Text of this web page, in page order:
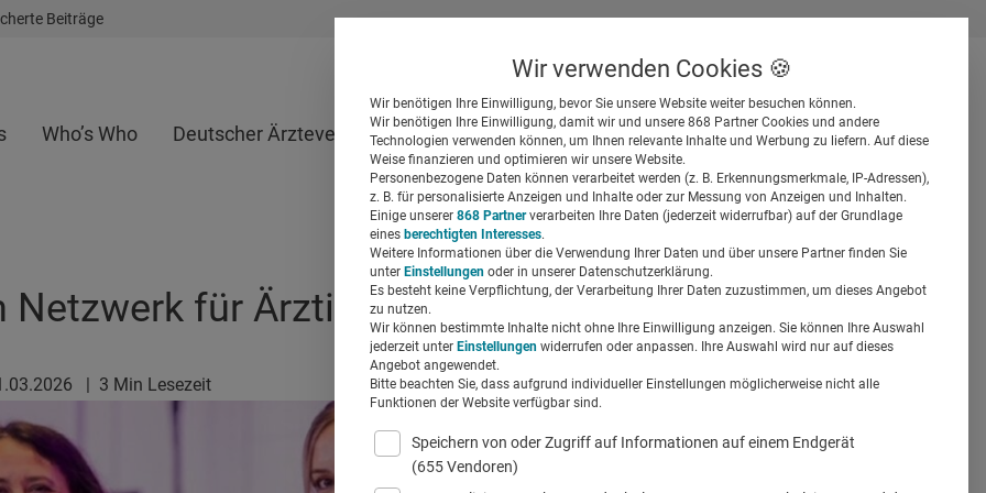
Beiträge
Suchen
Who’s Who Deutscher Ärzteverlag Whitepaper
Netzwerk für Ärztinnen schaffen
| 3 Min Lesezeit
Wir verwenden Cookies 🍪
Wir benötigen Ihre Einwilligung, bevor Sie unsere Website weiter besuchen können.
Wir benötigen Ihre Einwilligung, damit wir und unsere 868 Partner Cookies und andere
Technologien verwenden können, um Ihnen relevante Inhalte und Werbung zu liefern. Auf diese
Weise finanzieren und optimieren wir unsere Website.
Personenbezogene Daten können verarbeitet werden (z. B. Erkennungsmerkmale, IP-Adressen),
z. B. für personalisierte Anzeigen und Inhalte oder zur Messung von Anzeigen und Inhalten.
Einige unserer 868 Partnerverarbeiten Ihre Daten (jederzeit widerrufbar) auf der Grundlage
eines berechtigten Interesses.
Weitere Informationen über die Verwendung Ihrer Daten und über unsere Partner finden Sie
unter Einstellungen oder in unserer Datenschutzerklärung.
Es besteht keine Verpflichtung, der Verarbeitung Ihrer Daten zuzustimmen, um dieses Angebot
zu nutzen.
Wir können bestimmte Inhalte nicht ohne Ihre Einwilligung anzeigen. Sie können Ihre Auswahl
jederzeit unter Einstellungen widerrufen oder anpassen. Ihre Auswahl wird nur auf dieses
Angebot angewendet.
Bitte beachten Sie, dass aufgrund individueller Einstellungen möglicherweise nicht alle
Funktionen der Website verfügbar sind.
Speichern von oder Zugriff auf Informationen auf einem Endgerät
(655 Vendoren)